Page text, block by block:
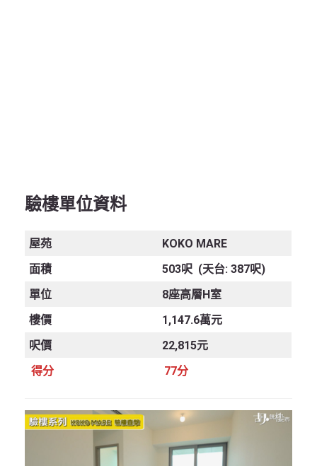
驗樓單位資料
屋苑
KOKO MARE
面積
503呎 (天台: 387呎)
單位
8座高層H室
樓價
1,147.6萬元
呎價
22,815元
得分
77分